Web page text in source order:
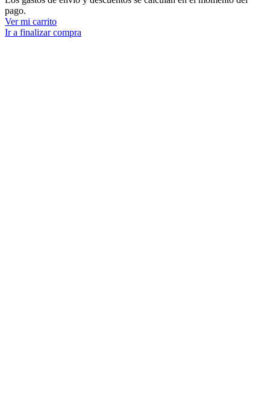
pago.
Ver mi carrito
Ir a finalizar compra